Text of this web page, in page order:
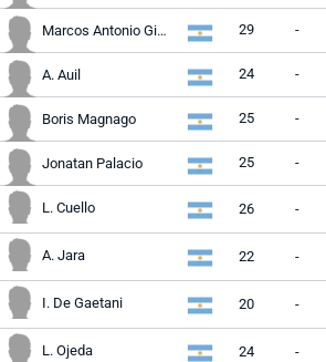
Marcos Antonio Giménez 29 -
A. Auil 24 -
Boris Magnago 25 -
Jonatan Palacio 25 -
L. Cuello 26 -
A. Jara 22 -
I. De Gaetani 20 -
L. Ojeda 24 -